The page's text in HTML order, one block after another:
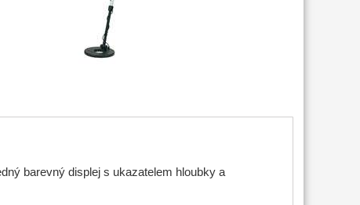
barevný displej s ukazatelem hloubky a